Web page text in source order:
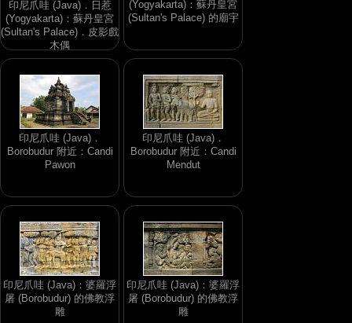
印尼爪哇 (Java)．日惹
(Yogyakarta)：蘇丹皇宮
(Sultan's Palace)．皮影戲
木偶
(Yogyakarta)：蘇丹皇宮
(Sultan's Palace) 的廟宇
印尼爪哇 (Java)．
Borobudur 附近：Candi
Pawon
印尼爪哇 (Java)．
Borobudur 附近：Candi
Mendut
印尼爪哇 (Java)：婆羅浮
屠 (Borobudur) 的佛教浮
雕
印尼爪哇 (Java)：婆羅浮
屠 (Borobudur) 的佛教浮
雕